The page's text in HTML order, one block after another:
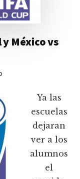
México vs
Ya las
escuelas
dejaran
ver a los
alumnos
el